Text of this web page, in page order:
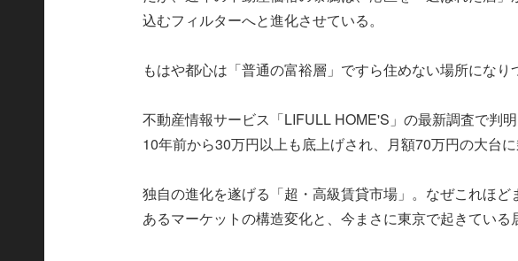
込むフィルターへと進化させている。
もはや都心は「普通の富裕層」ですら住めない場所になり
不動産情報サービス「LIFULL HOME'S」の最新調査で判
10年前から30万円以上も底上げされ、月額70万円の大台に
独自の進化を遂げる「超・高級賃貸市場」。なぜこれほ
あるマーケットの構造変化と、今まさに東京で起きている